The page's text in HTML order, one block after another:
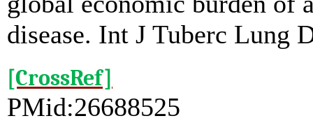
disease. Int J Tuberc Lung
[CrossRef]
PMid:26688525